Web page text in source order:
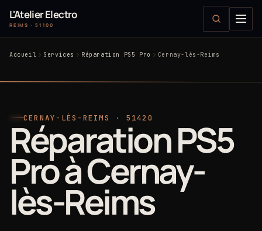
L'Atelier Electro
REIMS · 51100
Accueil Services Réparation PS5 Pro Cernay-lès-Reims
CERNAY-LÈS-REIMS · 51420
Réparation PS5
Pro à Cernay-
lès-Reims